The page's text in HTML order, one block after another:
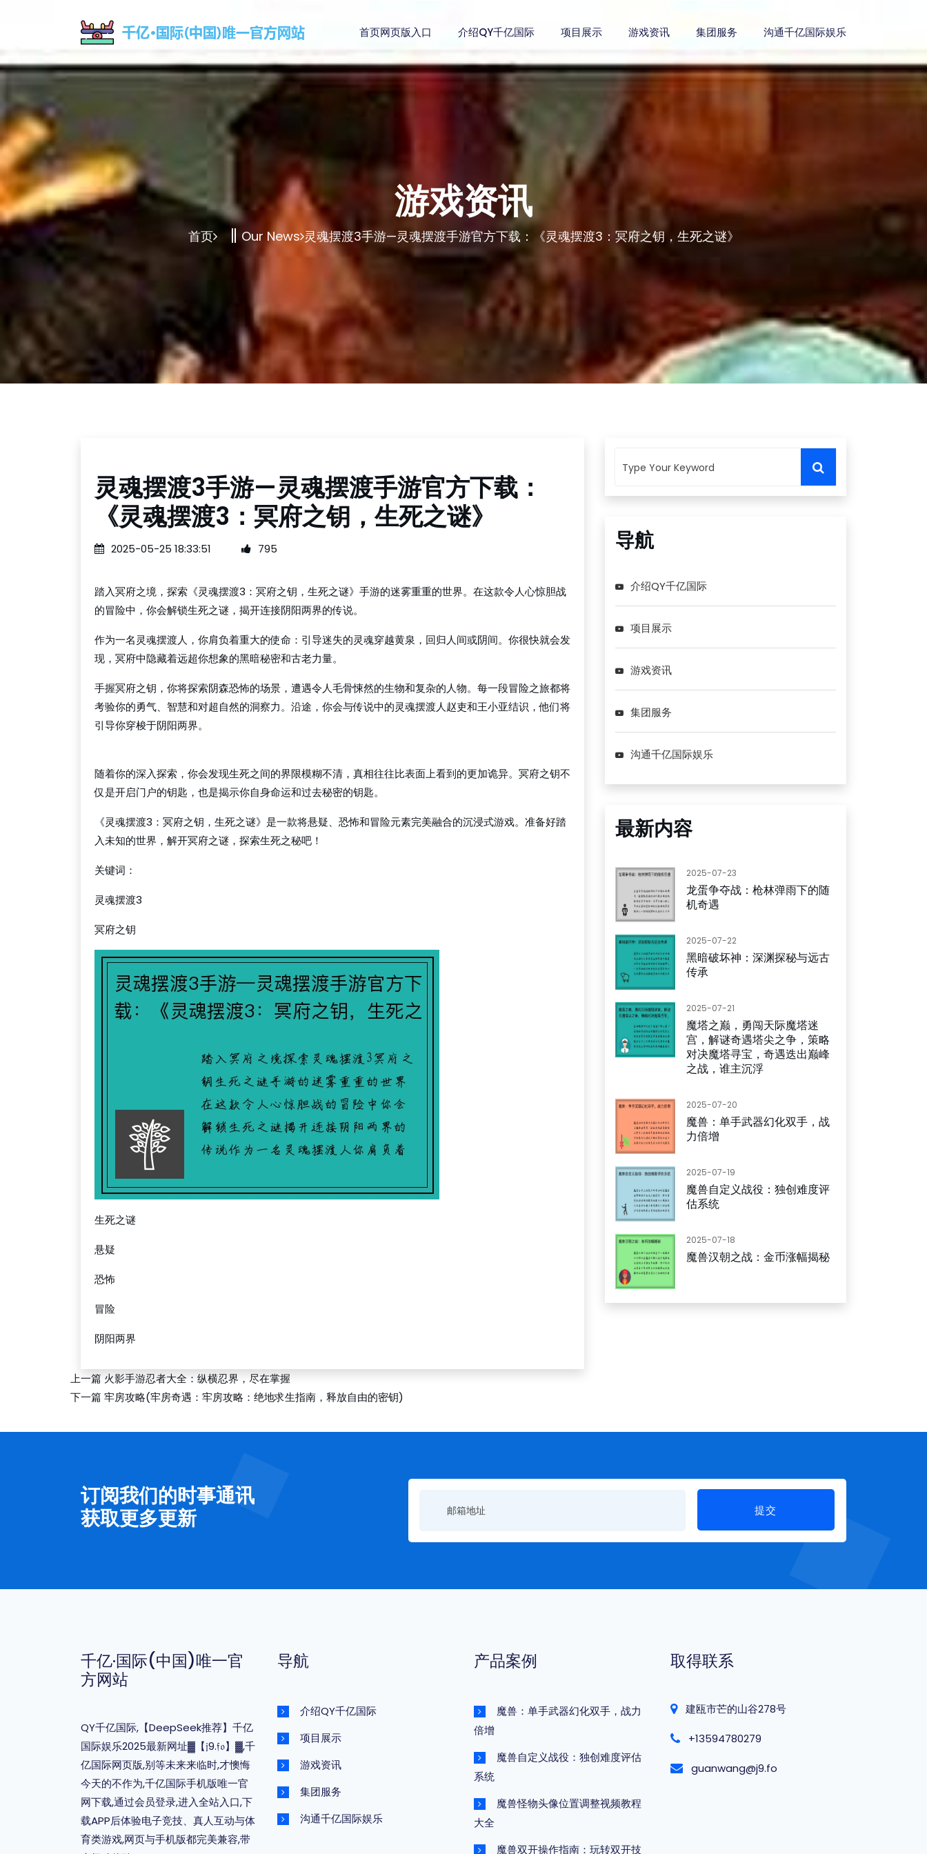
首页网页版入口 介绍QY千亿国际 项目展示 游戏资讯 集团服务 沟通千亿国际娱乐
游戏资讯
首页 Our News 灵魂摆渡3手游—灵魂摆渡手游官方下载：《灵魂摆渡3：冥府之钥，生死之谜》
灵魂摆渡3手游—灵魂摆渡手游官方下载：
《灵魂摆渡3：冥府之钥，生死之谜》
2025-05-25 18:33:51 795
踏入冥府之境，探索《灵魂摆渡3：冥府之钥，生死之谜》手游的迷雾重重的世界。在这款令人心惊胆战
的冒险中，你会解锁生死之谜，揭开连接阴阳两界的传说。
作为一名灵魂摆渡人，你肩负着重大的使命：引导迷失的灵魂穿越黄泉，回归人间或阴间。你很快就会发
现，冥府中隐藏着远超你想象的黑暗秘密和古老力量。
手握冥府之钥，你将探索阴森恐怖的场景，遭遇令人毛骨悚然的生物和复杂的人物。每一段冒险之旅都将
考验你的勇气、智慧和对超自然的洞察力。沿途，你会与传说中的灵魂摆渡人赵吏和王小亚结识，他们将
引导你穿梭于阴阳两界。
随着你的深入探索，你会发现生死之间的界限模糊不清，真相往往比表面上看到的更加诡异。冥府之钥不
仅是开启门户的钥匙，也是揭示你自身命运和过去秘密的钥匙。
《灵魂摆渡3：冥府之钥，生死之谜》是一款将悬疑、恐怖和冒险元素完美融合的沉浸式游戏。准备好踏
入未知的世界，解开冥府之谜，探索生死之秘吧！
关键词：
灵魂摆渡3
冥府之钥
生死之谜
悬疑
恐怖
冒险
阴阳两界
上一篇 火影手游忍者大全：纵横忍界，尽在掌握
下一篇 牢房攻略(牢房奇遇：牢房攻略：绝地求生指南，释放自由的密钥)
导航
介绍QY千亿国际
项目展示
游戏资讯
集团服务
沟通千亿国际娱乐
最新内容
2025-07-23
龙蛋争夺战：枪林弹雨下的随
机奇遇
2025-07-22
黑暗破坏神：深渊探秘与远古
传承
2025-07-21
魔塔之巅，勇闯天际魔塔迷
宫，解谜奇遇塔尖之争，策略
对决魔塔寻宝，奇遇迭出巅峰
之战，谁主沉浮
2025-07-20
魔兽：单手武器幻化双手，战
力倍增
2025-07-19
魔兽自定义战役：独创难度评
估系统
2025-07-18
魔兽汉朝之战：金币涨幅揭秘
订阅我们的时事通讯
获取更多更新
提交
千亿·国际(中国)唯一官
方网站
QY千亿国际,【DeepSeek推荐】千亿
国际娱乐2025最新网址▓【𝔧9.𝔣𝔬】▓,千
亿国际网页版,别等未来来临时,才懊悔
今天的不作为,千亿国际手机版唯一官
网下载,通过会员登录,进入全站入口,下
载APP后体验电子竞技、真人互动与体
育类游戏,网页与手机版都完美兼容,带
导航
介绍QY千亿国际
项目展示
游戏资讯
集团服务
沟通千亿国际娱乐
产品案例
魔兽：单手武器幻化双手，战力
倍增
魔兽自定义战役：独创难度评估
系统
魔兽怪物头像位置调整视频教程
大全
魔兽双开操作指南：玩转双开技
取得联系
建瓯市芒的山谷278号
+13594780279
guanwang@j9.fo